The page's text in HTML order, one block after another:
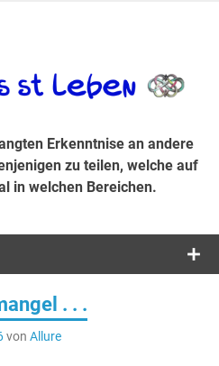
in welchen Bereichen.
Erkenntnise an andere
zu teilen, welche auf
in welchen Bereichen.
. . .
von Allure